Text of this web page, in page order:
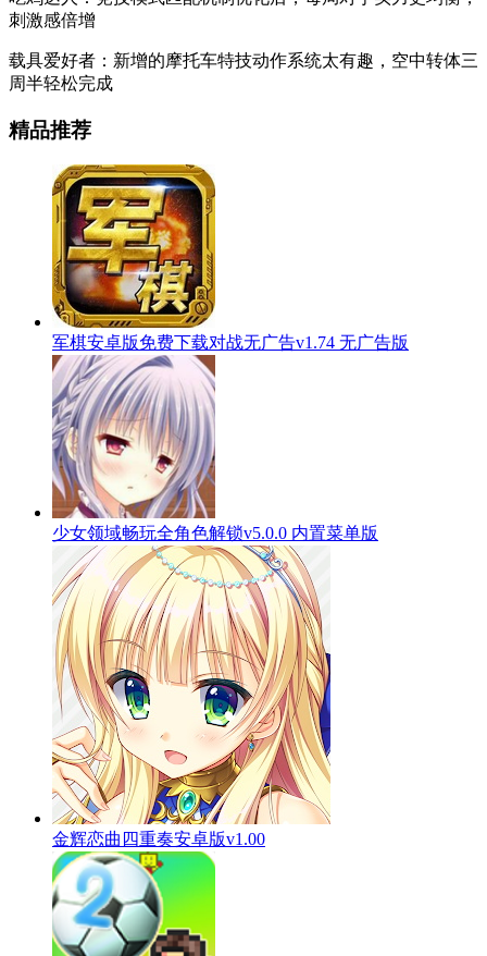
刺激感倍增
载具爱好者：新增的摩托车特技动作系统太有趣，空中转体三
周半轻松完成
精品推荐
军棋安卓版免费下载对战无广告v1.74 无广告版
少女领域畅玩全角色解锁v5.0.0 内置菜单版
金辉恋曲四重奏安卓版v1.00